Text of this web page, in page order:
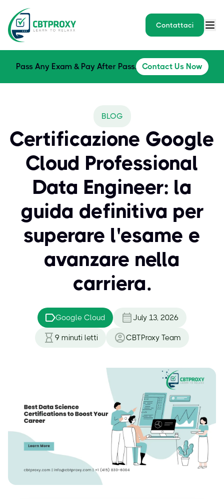
Contattaci
Pass Any Exam & Pay After Pass. Contact Us Now
BLOG
Certificazione Google
Cloud Professional
Data Engineer: la
guida definitiva per
superare l'esame e
avanzare nella
carriera.
Google Cloud July 13, 2026
9 minuti letti CBTProxy Team